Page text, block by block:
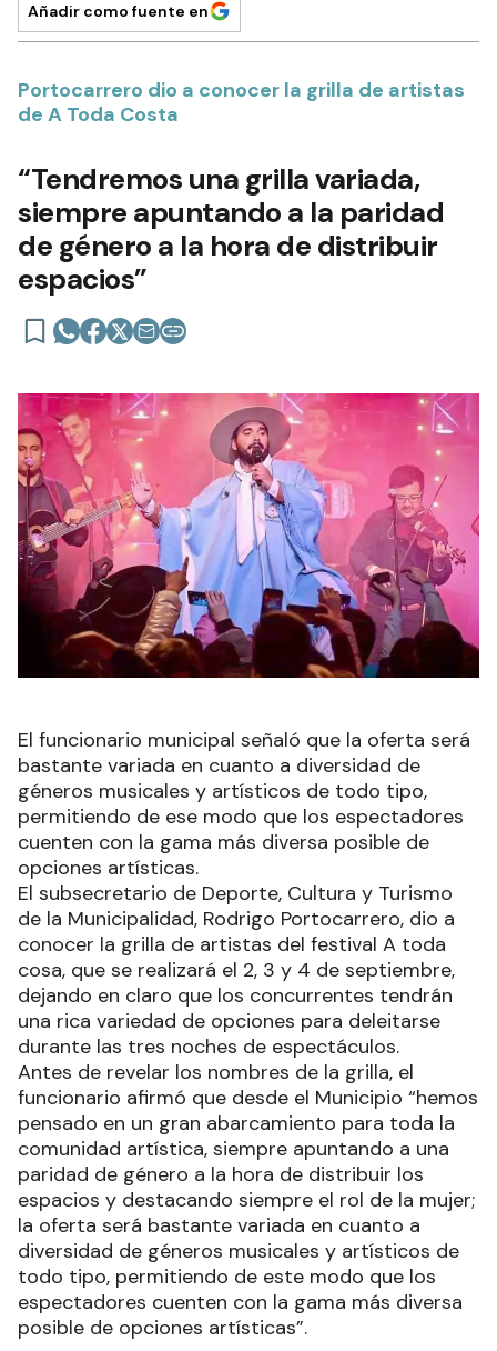
Añadir como fuente en
Portocarrero dio a conocer la grilla de artistas
de A Toda Costa
“Tendremos una grilla variada,
siempre apuntando a la paridad
de género a la hora de distribuir
espacios”
El funcionario municipal señaló que la oferta será
bastante variada en cuanto a diversidad de
géneros musicales y artísticos de todo tipo,
permitiendo de ese modo que los espectadores
cuenten con la gama más diversa posible de
opciones artísticas.
El subsecretario de Deporte, Cultura y Turismo
de la Municipalidad, Rodrigo Portocarrero, dio a
conocer la grilla de artistas del festival A toda
cosa, que se realizará el 2, 3 y 4 de septiembre,
dejando en claro que los concurrentes tendrán
una rica variedad de opciones para deleitarse
durante las tres noches de espectáculos.
Antes de revelar los nombres de la grilla, el
funcionario afirmó que desde el Municipio “hemos
pensado en un gran abarcamiento para toda la
comunidad artística, siempre apuntando a una
paridad de género a la hora de distribuir los
espacios y destacando siempre el rol de la mujer;
la oferta será bastante variada en cuanto a
diversidad de géneros musicales y artísticos de
todo tipo, permitiendo de este modo que los
espectadores cuenten con la gama más diversa
posible de opciones artísticas”.